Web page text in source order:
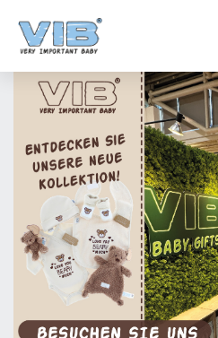
VIB®-Händler werden
Kollektion
Nachrichten